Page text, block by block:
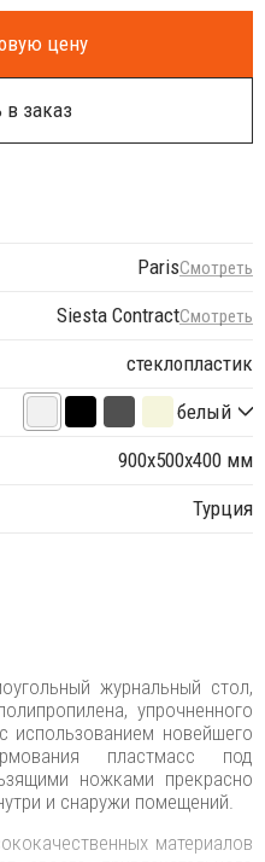
цену
в заказ
ParisСмотреть
Siesta ContractСмотреть
стеклопластик
белый
900х500х400 мм
Турция
журнальный стол,
упрочненного
использованием новейшего
пластмасс под
ножками прекрасно
и снаружи помещений.
материалов